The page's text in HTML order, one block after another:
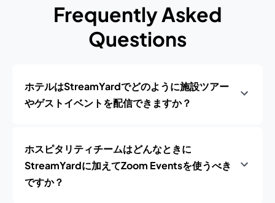
Frequently Asked
Questions
ホテルはStreamYardでどのように施設ツアー
やゲストイベントを配信できますか？
ホスピタリティチームはどんなときに
StreamYardに加えてZoom Eventsを使うべき
ですか？